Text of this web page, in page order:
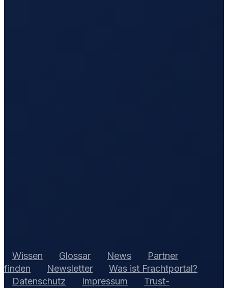
Wissen Glossar News
Partner
finden
Newsletter
Was ist Frachtportal?
Datenschutz
Impressum Trust-